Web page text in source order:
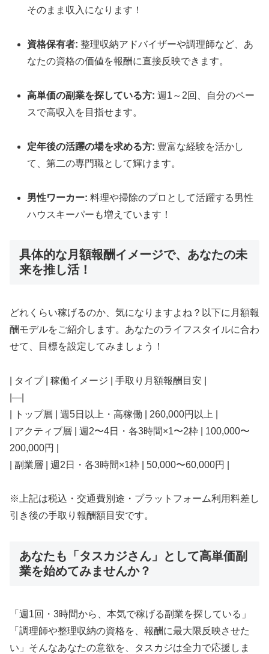
そのまま収入になります！
資格保有者: 整理収納アドバイザーや調理師など、あ
なたの資格の価値を報酬に直接反映できます。
高単価の副業を探している方: 週1～2回、自分のペー
スで高収入を目指せます。
定年後の活躍の場を求める方: 豊富な経験を活かし
て、第二の専門職として輝けます。
男性ワーカー: 料理や掃除のプロとして活躍する男性
ハウスキーパーも増えています！
具体的な月額報酬イメージで、あなたの未
来を推し活！
どれくらい稼げるのか、気になりますよね？以下に月額報
酬モデルをご紹介します。あなたのライフスタイルに合わ
せて、目標を設定してみましょう！
| タイプ | 稼働イメージ | 手取り月額報酬目安 |
|—|
| トップ層 | 週5日以上・高稼働 | 260,000円以上 |
| アクティブ層 | 週2〜4日・各3時間×1〜2枠 | 100,000〜
200,000円 |
| 副業層 | 週2日・各3時間×1枠 | 50,000〜60,000円 |
※上記は税込・交通費別途・プラットフォーム利用料差し
引き後の手取り報酬額目安です。
あなたも「タスカジさん」として高単価副
業を始めてみませんか？
「週1回・3時間から、本気で稼げる副業を探している」
「調理師や整理収納の資格を、報酬に最大限反映させた
い」そんなあなたの意欲を、タスカジは全力で応援しま